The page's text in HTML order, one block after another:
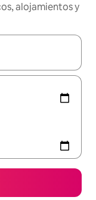
alojamientos y
navega con las